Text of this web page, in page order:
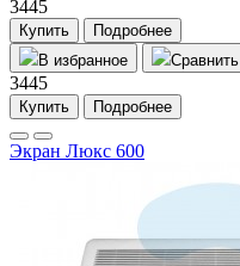
3445
Купить
Подробнее
В избранное
Сравнить
3445
Купить Подробнее
Экран Люкс 600